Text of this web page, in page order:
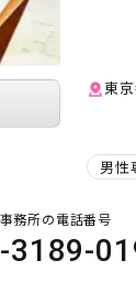
東
男性
務所の電話番号
3189-